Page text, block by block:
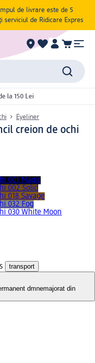
de livrare este de 5
de Ridicare Expres
la 150 Lei
Eyeliner
creion de ochi
001 Magic
002 Solid
018 Savage
032 Fog
030 White Moon
transport
dmnemajorat din